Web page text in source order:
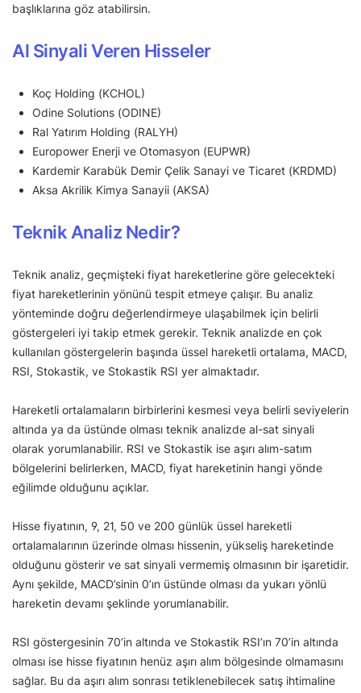
başlıklarına göz atabilirsin.
Al Sinyali Veren Hisseler
Koç Holding (KCHOL)
Odine Solutions (ODINE)
Ral Yatırım Holding (RALYH)
Europower Enerji ve Otomasyon (EUPWR)
Kardemir Karabük Demir Çelik Sanayi ve Ticaret (KRDMD)
Aksa Akrilik Kimya Sanayii (AKSA)
Teknik Analiz Nedir?
Teknik analiz, geçmişteki fiyat hareketlerine göre gelecekteki
fiyat hareketlerinin yönünü tespit etmeye çalışır. Bu analiz
yönteminde doğru değerlendirmeye ulaşabilmek için belirli
göstergeleri iyi takip etmek gerekir. Teknik analizde en çok
kullanılan göstergelerin başında üssel hareketli ortalama, MACD,
RSI, Stokastik, ve Stokastik RSI yer almaktadır.
Hareketli ortalamaların birbirlerini kesmesi veya belirli seviyelerin
altında ya da üstünde olması teknik analizde al-sat sinyali
olarak yorumlanabilir. RSI ve Stokastik ise aşırı alım-satım
bölgelerini belirlerken, MACD, fiyat hareketinin hangi yönde
eğilimde olduğunu açıklar.
Hisse fiyatının, 9, 21, 50 ve 200 günlük üssel hareketli
ortalamalarının üzerinde olması hissenin, yükseliş hareketinde
olduğunu gösterir ve sat sinyali vermemiş olmasının bir işaretidir.
Aynı şekilde, MACD’sinin 0’ın üstünde olması da yukarı yönlü
hareketin devamı şeklinde yorumlanabilir.
RSI göstergesinin 70’in altında ve Stokastik RSI’ın 70’in altında
olması ise hisse fiyatının henüz aşırı alım bölgesinde olmamasını
sağlar. Bu da aşırı alım sonrası tetiklenebilecek satış ihtimaline